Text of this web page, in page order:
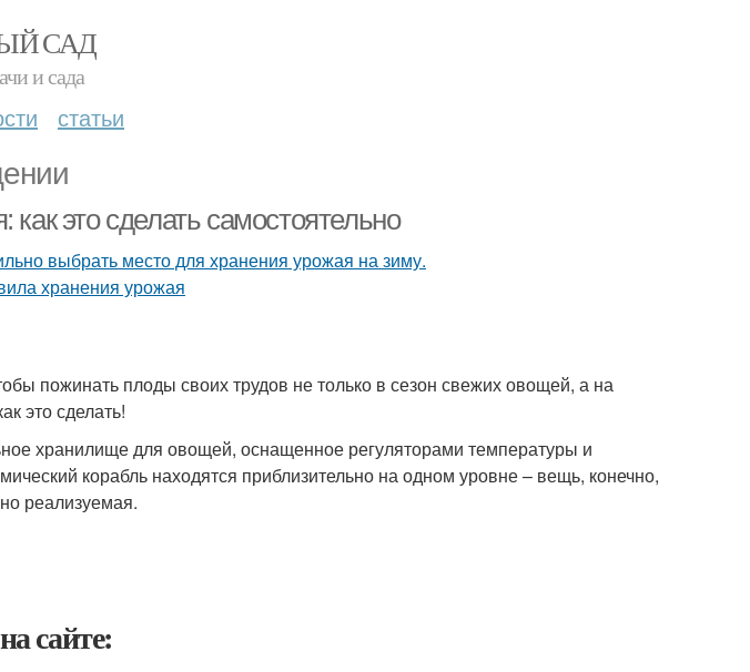
САД
и сада
статьи
это сделать самостоятельно
пожинать плоды своих трудов не только в сезон свежих овощей, а на
это сделать!
хранилище для овощей, оснащенное регуляторами температуры и
корабль находятся приблизительно на одном уровне – вещь, конечно,
реализуемая.
сайте: